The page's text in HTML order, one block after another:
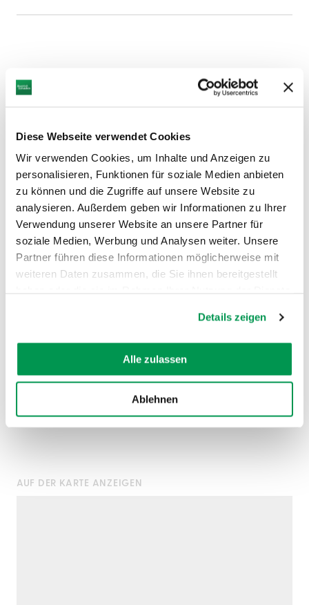
Diese Webseite verwendet Cookies
Wir verwenden Cookies, um Inhalte und Anzeigen zu
personalisieren, Funktionen für soziale Medien anbieten
zu können und die Zugriffe auf unsere Website zu
analysieren. Außerdem geben wir Informationen zu Ihrer
Verwendung unserer Website an unsere Partner für
soziale Medien, Werbung und Analysen weiter. Unsere
Partner führen diese Informationen möglicherweise mit
weiteren Daten zusammen, die Sie ihnen bereitgestellt
Details zeigen
Alle zulassen
Ablehnen
© ©
AUF DER KARTE ANZEIGEN